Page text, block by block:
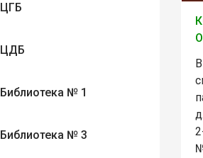
ЦГБ
ЦДБ
Библиотека № 1
Библиотека № 3